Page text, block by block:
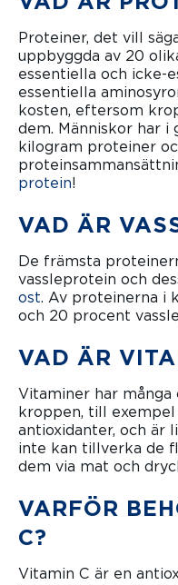
Proteiner, det vill
uppbyggda av 20
essentiella och icke-
essentiella
kosten, eftersom
dem. Människor har i
kilogram proteiner
protein!
VAD ÄR
De främsta
vassleprotein och
ost. Av proteinerna i
och 20 procent
VAD ÄR
Vitaminer har
kroppen, till
antioxidanter, och är
inte kan tillverka de
dem via mat och
VARFÖR
C?
Vitamin C är en